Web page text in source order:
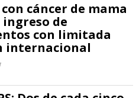
cáncer de mama
de
con limitada
internacional